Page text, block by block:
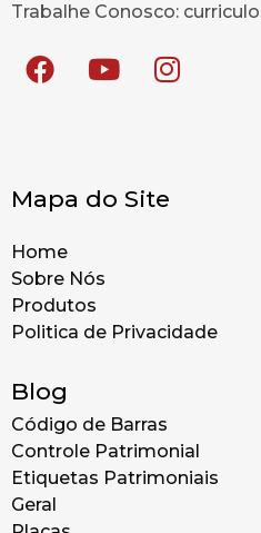
Trabalhe Conosco:
Mapa do Site
Home
Sobre Nós
Produtos
Politica de Privacidade
Blog
Código de Barras
Controle Patrimonial
Etiquetas Patrimoniais
Geral